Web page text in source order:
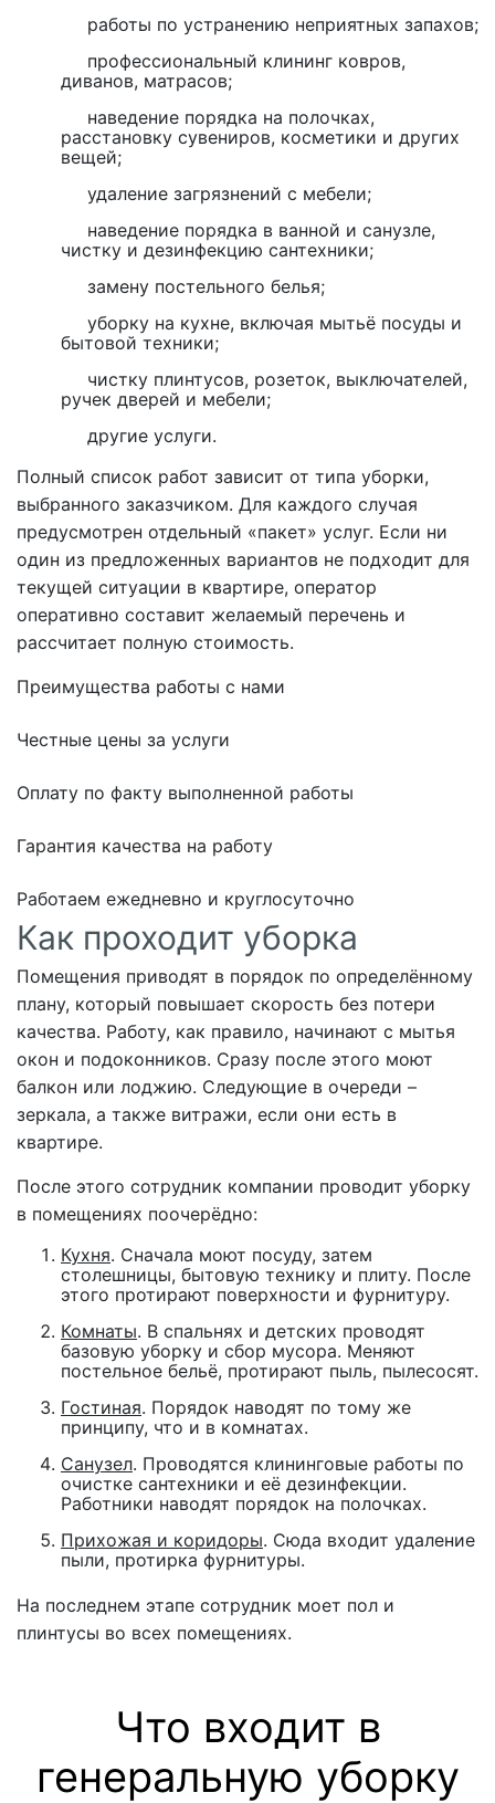
работы по устранению неприятных запахов;
профессиональный клининг ковров,
диванов, матрасов;
наведение порядка на полочках,
расстановку сувениров, косметики и других
вещей;
удаление загрязнений с мебели;
наведение порядка в ванной и санузле,
чистку и дезинфекцию сантехники;
замену постельного белья;
уборку на кухне, включая мытьё посуды и
бытовой техники;
чистку плинтусов, розеток, выключателей,
ручек дверей и мебели;
другие услуги.
Полный список работ зависит от типа уборки,
выбранного заказчиком. Для каждого случая
предусмотрен отдельный «пакет» услуг. Если ни
один из предложенных вариантов не подходит для
текущей ситуации в квартире, оператор
оперативно составит желаемый перечень и
рассчитает полную стоимость.
Преимущества работы с нами
Честные цены за услуги
Оплату по факту выполненной работы
Гарантия качества на работу
Работаем ежедневно и круглосуточно
Как проходит уборка
Помещения приводят в порядок по определённому
плану, который повышает скорость без потери
качества. Работу, как правило, начинают с мытья
окон и подоконников. Сразу после этого моют
балкон или лоджию. Следующие в очереди –
зеркала, а также витражи, если они есть в
квартире.
После этого сотрудник компании проводит уборку
в помещениях поочерёдно:
Кухня. Сначала моют посуду, затем
столешницы, бытовую технику и плиту. После
этого протирают поверхности и фурнитуру.
Комнаты. В спальнях и детских проводят
базовую уборку и сбор мусора. Меняют
постельное бельё, протирают пыль, пылесосят.
Гостиная. Порядок наводят по тому же
принципу, что и в комнатах.
Санузел. Проводятся клининговые работы по
очистке сантехники и её дезинфекции.
Работники наводят порядок на полочках.
Прихожая и коридоры. Сюда входит удаление
пыли, протирка фурнитуры.
На последнем этапе сотрудник моет пол и
плинтусы во всех помещениях.
Что входит в
генеральную уборку